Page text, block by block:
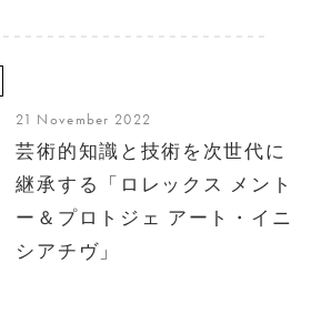
21 November 2022
芸術的知識と技術を次世代に
継承する「ロレックス メント
ー＆プロトジェ アート・イニ
シアチヴ」